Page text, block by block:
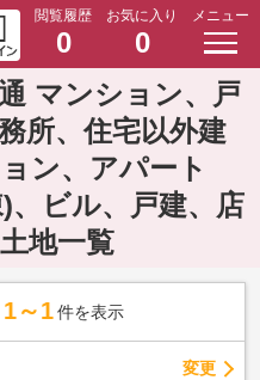
閲覧履歴
0
お気に入り
0
メニュー
マンション、戸
所、住宅以外建
ン、アパート
、ビル、戸建、店
地一覧
1～1 件を表示
変更